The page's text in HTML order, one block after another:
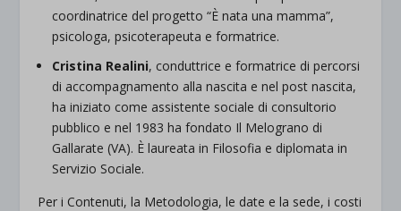
coordinatrice del progetto “È nata una mamma”,
psicologa, psicoterapeuta e formatrice.
Cristina Realini, conduttrice e formatrice di percorsi
di accompagnamento alla nascita e nel post nascita,
ha iniziato come assistente sociale di consultorio
pubblico e nel 1983 ha fondato Il Melograno di
Gallarate (VA). È laureata in Filosofia e diplomata in
Servizio Sociale.
Per i Contenuti, la Metodologia, le date e la sede, i costi